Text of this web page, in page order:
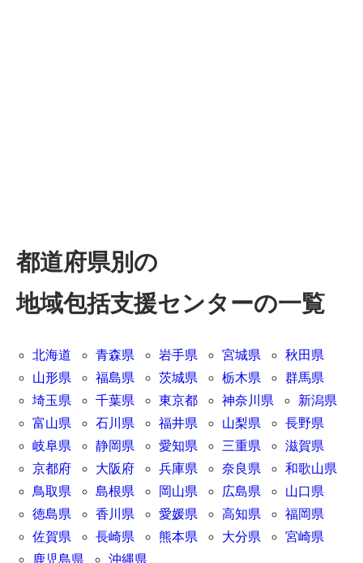
都道府県別の
地域包括支援センターの一覧
北海道 青森県 岩手県 宮城県
秋田県
山形県
福島県 茨城県 栃木県
群馬県
埼玉県
千葉県 東京都 神奈川県
新潟県
富山県
石川県 福井県 山梨県
長野県
岐阜県
静岡県 愛知県 三重県
滋賀県
京都府
大阪府 兵庫県 奈良県
和歌山県
鳥取県
島根県 岡山県 広島県
山口県
徳島県
香川県 愛媛県 高知県
福岡県
佐賀県
長崎県 熊本県 大分県
宮崎県
鹿児島県
沖縄県